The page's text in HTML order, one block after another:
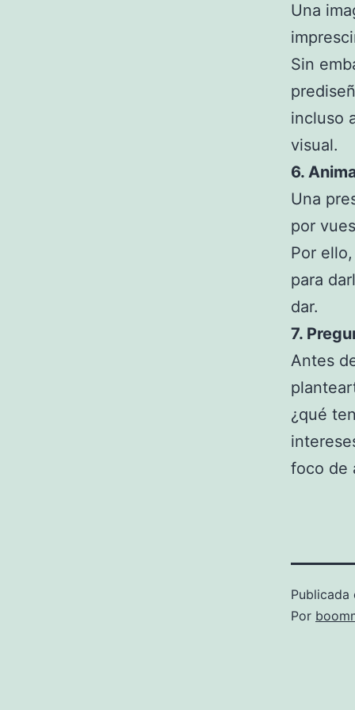
Una
Sin
incluso
visual.
6.
Una
por
Por
para
dar.
7.
Antes
¿qué
foco de
Por